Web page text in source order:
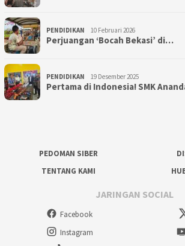
PENDIDIKAN 10 Februari 2026
Perjuangan ‘Bocah Bekasi’ di…
PENDIDIKAN 19 Desember 2025
Pertama di Indonesia! SMK
PEDOMAN SIBER
TENTANG KAMI
JARINGAN SOCIAL
Facebook
Instagram